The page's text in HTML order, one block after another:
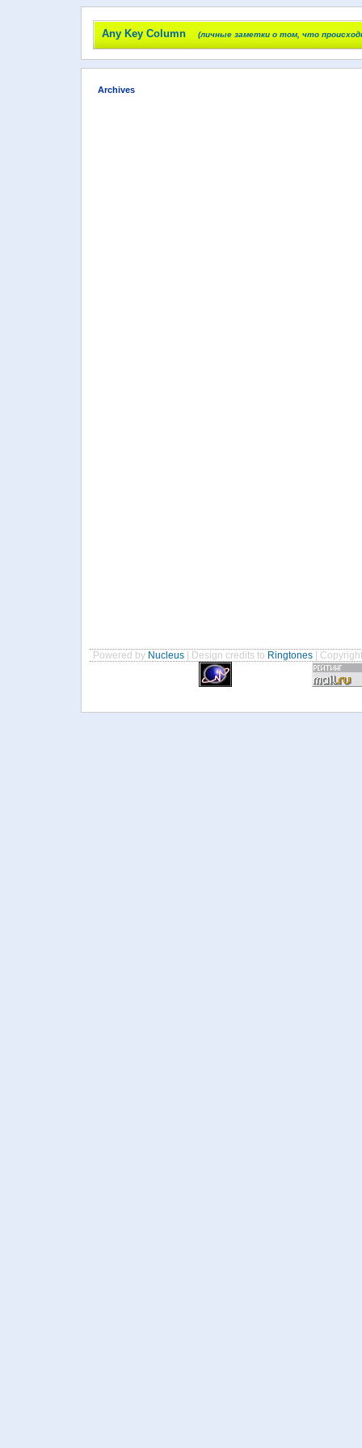
Any Key Column (личные заметки о том, что
Archives
Powered by Nucleus | Design credits to Ringtones |